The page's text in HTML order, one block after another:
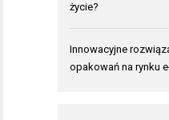
życie?
Innowacyjne
opakowań na rynku